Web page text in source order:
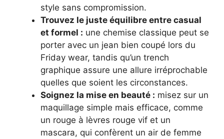
style sans compromission.
Trouvez le juste équilibre entre casual
et formel : une chemise classique peut se
porter avec un jean bien coupé lors du
Friday wear, tandis qu’un trench
graphique assure une allure irréprochable
quelles que soient les circonstances.
Soignez la mise en beauté : misez sur un
maquillage simple mais efficace, comme
un rouge à lèvres rouge vif et un
mascara, qui confèrent un air de femme